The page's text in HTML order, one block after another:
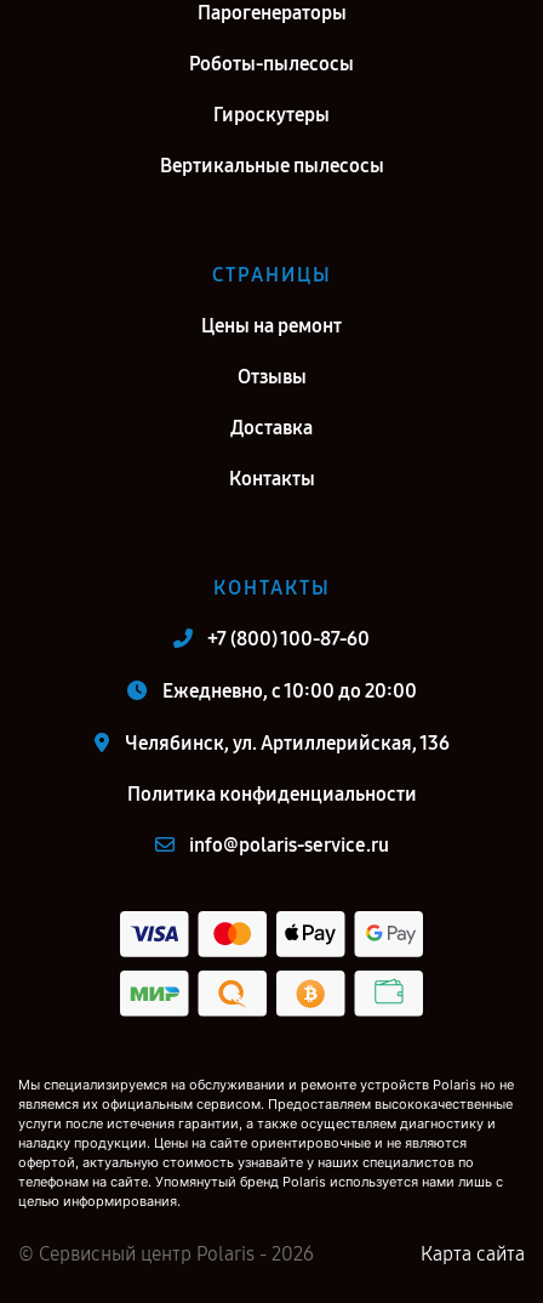
Парогенераторы
Роботы-пылесосы
Гироскутеры
Вертикальные пылесосы
СТРАНИЦЫ
Цены на ремонт
Отзывы
Доставка
Контакты
КОНТАКТЫ
+7 (800) 100-87-60
Ежедневно, с 10:00 до 20:00
Челябинск, ул. Артиллерийская, 136
Политика конфиденциальности
info@polaris-service.ru
Мы специализируемся на обслуживании и ремонте устройств Polaris но не
являемся их официальным сервисом. Предоставляем высококачественные
услуги после истечения гарантии, а также осуществляем диагностику и
наладку продукции. Цены на сайте ориентировочные и не являются
офертой, актуальную стоимость узнавайте у наших специалистов по
телефонам на сайте. Упомянутый бренд Polaris используется нами лишь с
целью информирования.
© Сервисный центр Polaris - 2026 Карта сайта